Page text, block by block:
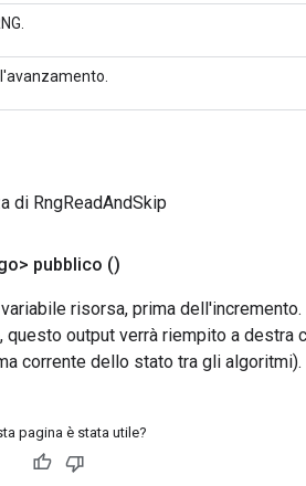
di RngReadAndSkip
pubblico ()
risorsa, prima
output verrà riempito a destra
corrente dello stato tra gli algoritmi).
pagina è stata utile?